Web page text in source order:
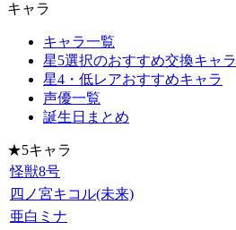
キャラ
キャラ一覧
星5選択のおすすめ交換キャラ
星4・低レアおすすめキャラ
声優一覧
誕生日まとめ
★5キャラ
怪獣8号
四ノ宮キコル(未来)
亜白ミナ